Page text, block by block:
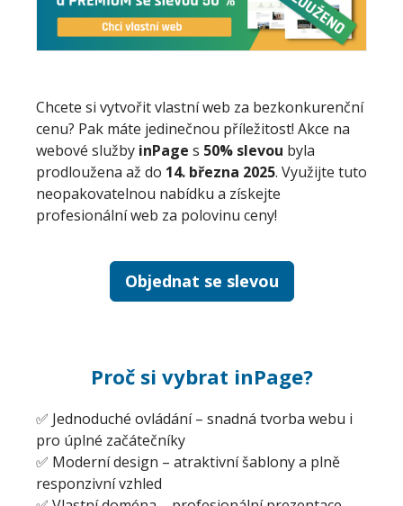
Chcete si vytvořit vlastní web za bezkonkurenční
cenu? Pak máte jedinečnou příležitost! Akce na
webové služby inPage s 50% slevou byla
prodloužena až do 14. března 2025. Využijte tuto
neopakovatelnou nabídku a získejte
profesionální web za polovinu ceny!
Objednat se slevou
Proč si vybrat inPage?
✅ Jednoduché ovládání – snadná tvorba webu i
pro úplné začátečníky
✅ Moderní design – atraktivní šablony a plně
responzivní vzhled